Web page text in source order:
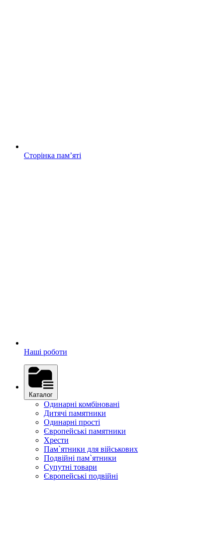
Сторінка памʼяті
Наші роботи
Каталог
Одинарні комбіновані
Дитячі памятники
Одинарні прості
Європейські памятники
Хрести
Пам`ятники для військових
Подвійні пам`ятники
Супутні товари
Європейські подвійні